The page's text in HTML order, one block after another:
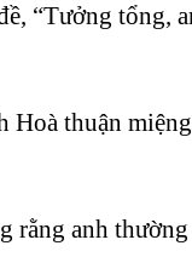
“Tưởng tổng,
Hoà thuận
rằng anh thường